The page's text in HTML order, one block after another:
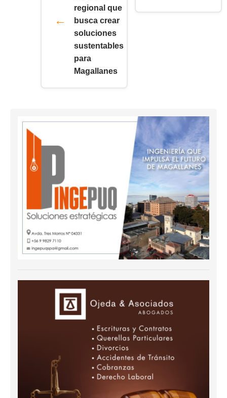
regional que
busca crear
soluciones
sustentables
para
Magallanes